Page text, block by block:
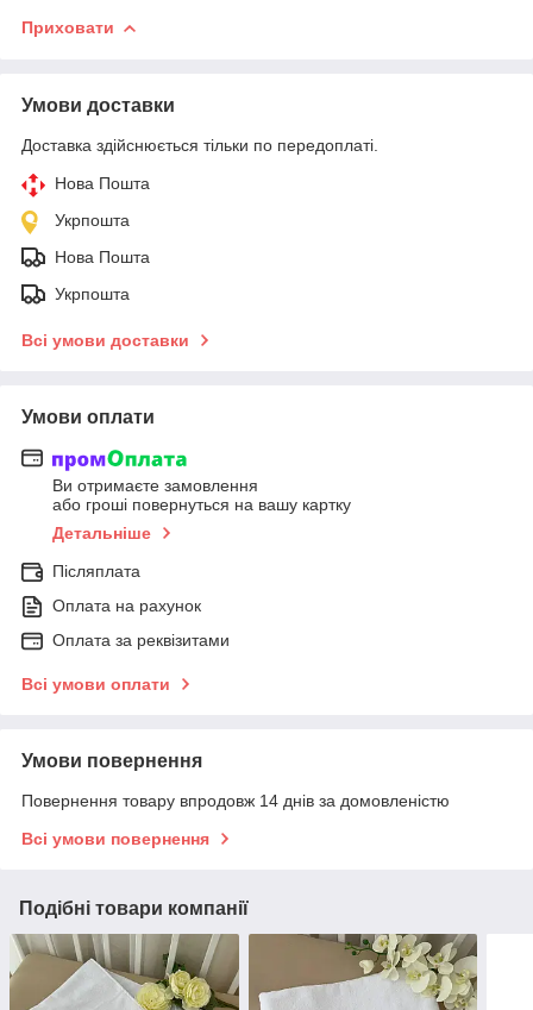
Приховати
Умови доставки
Доставка здійснюється тільки по передоплаті.
Нова Пошта
Укрпошта
Нова Пошта
Укрпошта
Всі умови доставки
Умови оплати
Ви отримаєте замовлення
або гроші повернуться на вашу картку
Детальніше
Післяплата
Оплата на рахунок
Оплата за реквізитами
Всі умови оплати
Умови повернення
Повернення товару впродовж 14 днів за домовленістю
Всі умови повернення
Подібні товари компанії